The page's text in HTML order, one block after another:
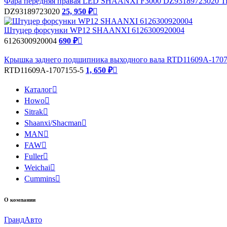
DZ93189723020 25, 950 ₽
Штуцер форсунки WP12 SHAANXI 6126300920004
6126300920004 690 ₽
Крышка заднего подшипника выходного вала RTD11609A-
RTD11609A-1707155-5 1, 650 ₽
Каталог
Howo
Sitrak
Shaanxi/Shacman
MAN
FAW
Fuller
Weichai
Cummins
О компании
ГрандАвто